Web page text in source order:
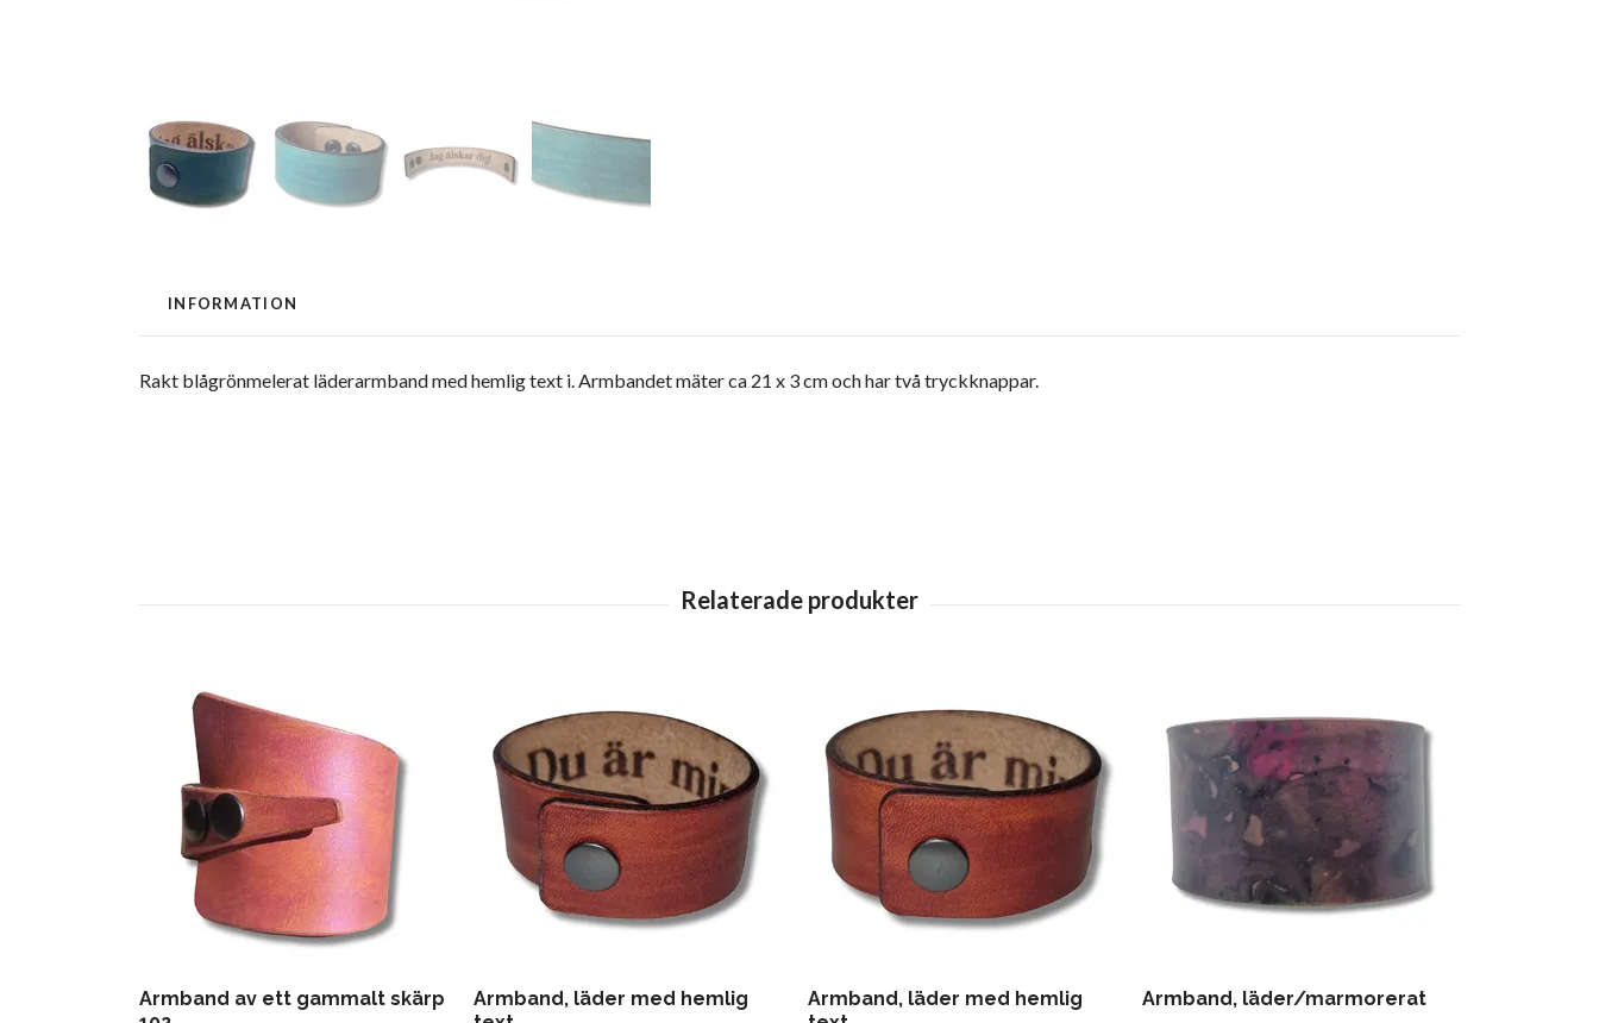
INFORMATION
Rakt blågrönmelerat läderarmband med hemlig text i. Armbandet mäter ca 21 x 3 cm och har två tryckknappar.
Armband av ett gammalt skärp
Armband, läder med hemlig
Armband, läder med hemlig
Armband, läder/marmorerat